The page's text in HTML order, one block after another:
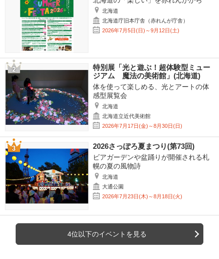
北海道
北海道庁旧本庁舎（赤れんが庁舎）
2026年7月5日(日)～9月12日(土)
特別展「光と遊ぶ！超体験型ミュー
ジアム 魔法の美術館」(北海道)
体を使って楽しめる、光とアートの体
感型展覧会
北海道
北海道立近代美術館
2026年7月17日(金)～8月30日(日)
2026さっぽろ夏まつり(第73回)
ビアガーデンや盆踊りが開催される札
幌の夏の風物詩
北海道
大通公園
2026年7月23日(木)～8月18日(火)
4位以下のイベントを見る